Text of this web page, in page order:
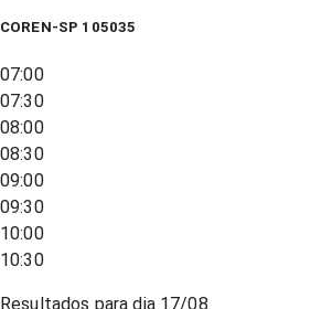
COREN-SP 105035
07:00
07:30
08:00
08:30
09:00
09:30
10:00
10:30
Resultados para dia 17/08